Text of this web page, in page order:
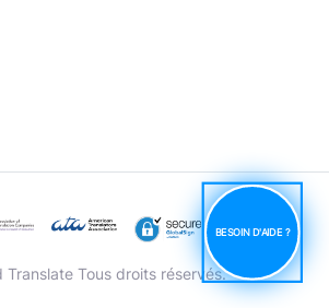
BESOIN D'AIDE ?
Tous droits réservés.